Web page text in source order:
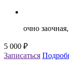
очно
5 000 ₽
Записаться